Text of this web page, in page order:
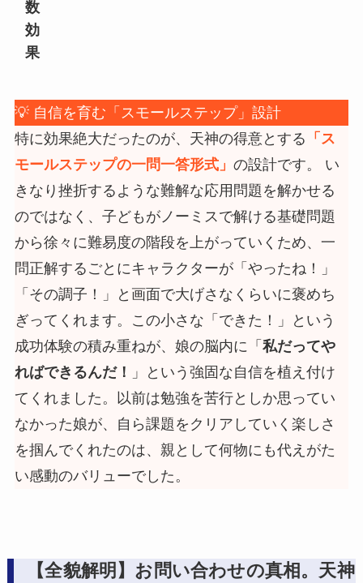
数
効
果
💡 自信を育む「スモールステップ」設計
特に効果絶大だったのが、天神の得意とする 「ス
モールステップの一問一答形式」 の設計です。 い
きなり挫折するような難解な応用問題を解かせる
のではなく、子どもがノーミスで解ける基礎問題
から徐々に難易度の階段を上がっていくため、一
問正解するごとにキャラクターが「やったね！」
「その調子！」と画面で大げさなくらいに褒めち
ぎってくれます。この小さな「できた！」という
成功体験の積み重ねが、娘の脳内に「 私だってや
ればできるんだ！
」という強固な自信を植え付け
てくれました。以前は勉強を苦行としか思ってい
なかった娘が、自ら課題をクリアしていく楽しさ
を掴んでくれたのは、親として何物にも代えがた
い感動のバリューでした。
【全貌解明】お問い合わせの真相。天神